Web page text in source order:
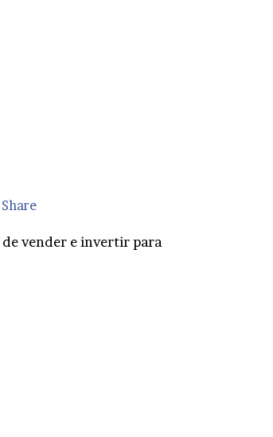
Share
de vender e invertir para